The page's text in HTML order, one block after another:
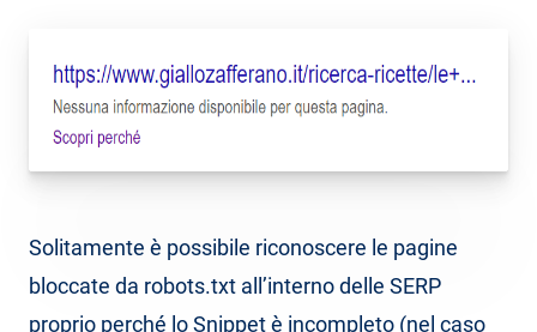
Solitamente è possibile riconoscere le pagine
bloccate da robots.txt all’interno delle SERP
proprio perché lo Snippet è incompleto (nel caso